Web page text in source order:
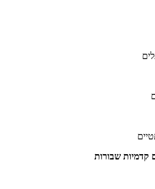
קדמיות שבורות